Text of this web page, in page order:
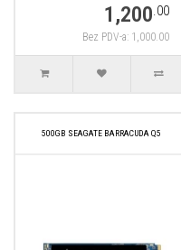
1,200.00
Bez PDV-a: 1,000.00
500GB SEAGATE BARRACUDA Q5